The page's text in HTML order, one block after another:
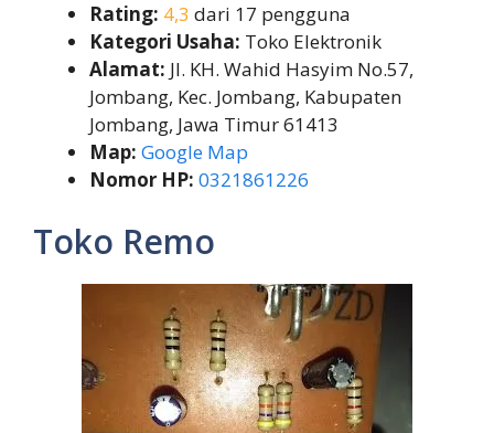
Rating: 4,3 dari 17 pengguna
Kategori Usaha: Toko Elektronik
Alamat: Jl. KH. Wahid Hasyim No.57,
Jombang, Kec. Jombang, Kabupaten
Jombang, Jawa Timur 61413
Map: Google Map
Nomor HP: 0321861226
Toko Remo